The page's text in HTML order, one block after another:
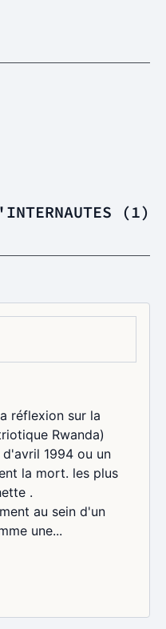
(1)
réflexion sur la
Rwanda)
1994 ou un
la mort. les plus
.
au sein d'un
une...